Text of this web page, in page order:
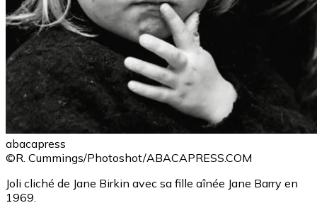
abacapress
©R. Cummings/Photoshot/ABACAPRESS.COM
Joli cliché de Jane Birkin avec sa fille aînée Jane Barry en
1969.